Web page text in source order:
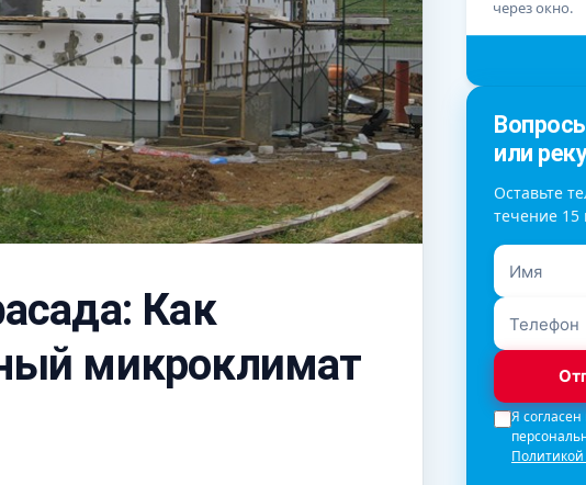
Как
микроклимат
через окно.
или
Оставьте
течение 15
Я